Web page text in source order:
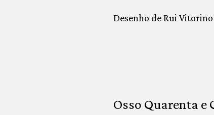
Desenho de Rui
Osso Quarenta